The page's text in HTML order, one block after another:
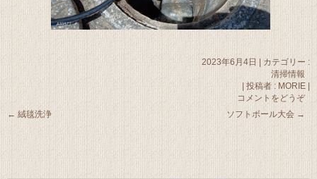
2023年6月4日 | カテゴリー :
清掃情報
| 投稿者 : MORIE |
コメントをどうぞ
← 絨毯洗浄 ソフトボール大会 →